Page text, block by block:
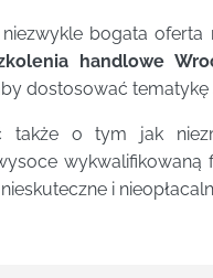
bogata oferta
handlowe
dostosować
także o tym jak
i